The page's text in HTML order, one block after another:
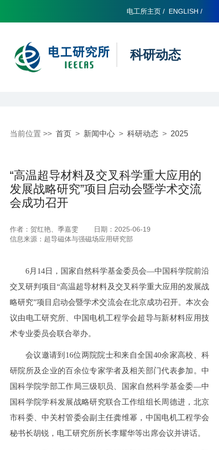
电工所主页 / ENGLISH /
科研动态
当前位置 >> 首页 > 新闻中心 > 科研动态 > 2025
“高温超导材料及交叉科学重大应用的
发展战略研究”项目启动会暨学术交流
会成功召开
作者：贺红艳、季嘉雯
日期：2025-06-19
信息来源：超导磁体与强磁场应用研究部
6月 14日，国家自然科学基金委员会—中国科学院前沿
交叉研判项目“高温超导材料及交叉科学重大应用的发展战
略研究”项目启动会暨学术交流会在北京成功召开。本次会
议由电工研究所、中国电机工程学会超导与新材料应用技
术专业委员会联合举办。
会议邀请到 16位两院院士和来自全国 40余家高校、科
研院所及企业的百余位专家学者及相关部门代表参加。中
国科学院学部工作局三级职员、国家自然科学基金委—中
国科学院学科发展战略研究联合工作组组长周德进，北京
市科委、中关村管委会副主任龚维幂，中国电机工程学会
秘书长胡锐，电工研究所所长李耀华等出席会议并讲话。